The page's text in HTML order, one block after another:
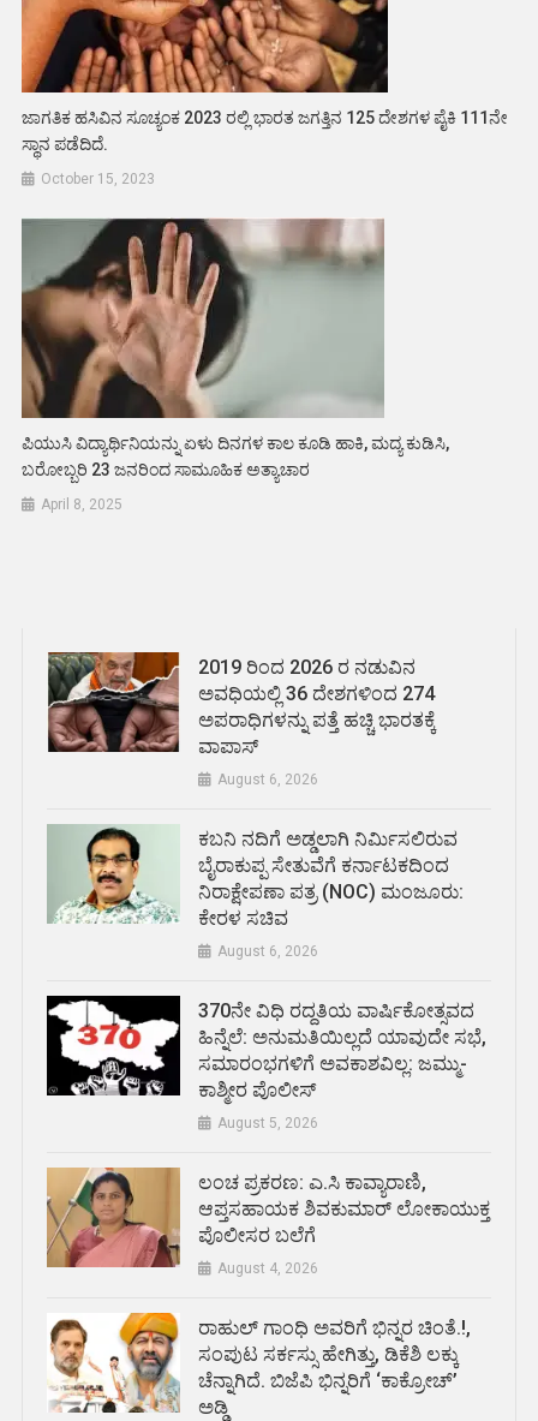
ಜಾಗತಿಕ ಹಸಿವಿನ ಸೂಚ್ಯಂಕ 2023 ರಲ್ಲಿ ಭಾರತ ಜಗತ್ತಿನ 125 ದೇಶಗಳ ಪೈಕಿ 111ನೇ
ಸ್ಥಾನ ಪಡೆದಿದೆ.
October 15, 2023
ಪಿಯುಸಿ ವಿದ್ಯಾರ್ಥಿನಿಯನ್ನು ಏಳು ದಿನಗಳ ಕಾಲ ಕೂಡಿ ಹಾಕಿ, ಮದ್ಯ ಕುಡಿಸಿ,
ಬರೋಬ್ಬರಿ 23 ಜನರಿಂದ ಸಾಮೂಹಿಕ ಅತ್ಯಾಚಾರ
April 8, 2025
2019 ರಿಂದ 2026 ರ ನಡುವಿನ
ಅವಧಿಯಲ್ಲಿ 36 ದೇಶಗಳಿಂದ 274
ಅಪರಾಧಿಗಳನ್ನು ಪತ್ತೆ ಹಚ್ಚಿ ಭಾರತಕ್ಕೆ
ವಾಪಾಸ್
August 6, 2026
ಕಬನಿ ನದಿಗೆ ಅಡ್ಡಲಾಗಿ ನಿರ್ಮಿಸಲಿರುವ
ಬೈರಾಕುಪ್ಪ ಸೇತುವೆಗೆ ಕರ್ನಾಟಕದಿಂದ
ನಿರಾಕ್ಷೇಪಣಾ ಪತ್ರ (NOC) ಮಂಜೂರು:
ಕೇರಳ ಸಚಿವ
August 6, 2026
370ನೇ ವಿಧಿ ರದ್ದತಿಯ ವಾರ್ಷಿಕೋತ್ಸವದ
ಹಿನ್ನೆಲೆ: ಅನುಮತಿಯಿಲ್ಲದೆ ಯಾವುದೇ ಸಭೆ,
ಸಮಾರಂಭಗಳಿಗೆ ಅವಕಾಶವಿಲ್ಲ: ಜಮ್ಮು-
ಕಾಶ್ಮೀರ ಪೊಲೀಸ್
August 5, 2026
ಲಂಚ ಪ್ರಕರಣ: ಎ.ಸಿ ಕಾವ್ಯಾರಾಣಿ,
ಆಪ್ತಸಹಾಯಕ ಶಿವಕುಮಾರ್‌ ಲೋಕಾಯುಕ್ತ
ಪೊಲೀಸರ ಬಲೆಗೆ
August 4, 2026
ರಾಹುಲ್ ಗಾಂಧಿ ಅವರಿಗೆ ಭಿನ್ನರ ಚಿಂತೆ.!,
ಸಂಪುಟ ಸರ್ಕಸ್ಸು ಹೇಗಿತ್ತು, ಡಿಕೆಶಿ ಲಕ್ಕು
ಚೆನ್ನಾಗಿದೆ. ಬಿಜೆಪಿ ಭಿನ್ನರಿಗೆ ‘ಕಾಕ್ರೋಚ್’
ಅಡ್ಡಿ